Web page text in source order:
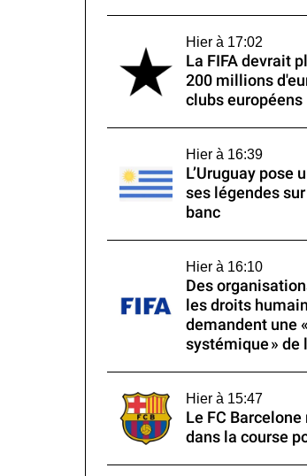
Hier à 17:02
La FIFA devrait
200 millions
clubs européens
Hier à 16:39
L’Uruguay pose
ses légendes
banc
Hier à 16:10
Des
les droits
demandent une
systémique » de
Hier à 15:47
Le FC Barcelone
dans la course